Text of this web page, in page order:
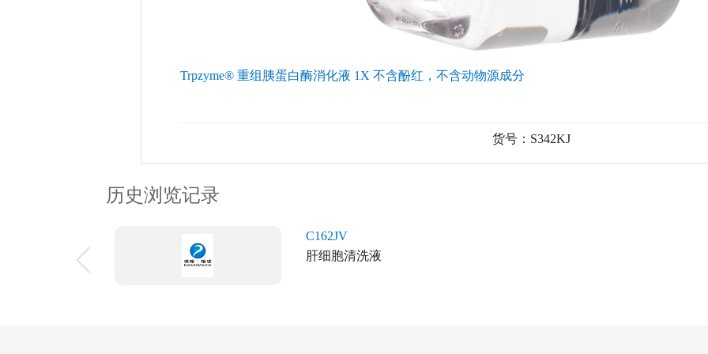
Trpzyme® 重组胰蛋白酶消化液 1X 不含酚红，不含动物源成分
货号：S342KJ
历史浏览记录
C162JV
肝细胞清洗液